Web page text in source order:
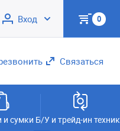
Вход 0
Связаться
и сумки Б/У и трейд-ин